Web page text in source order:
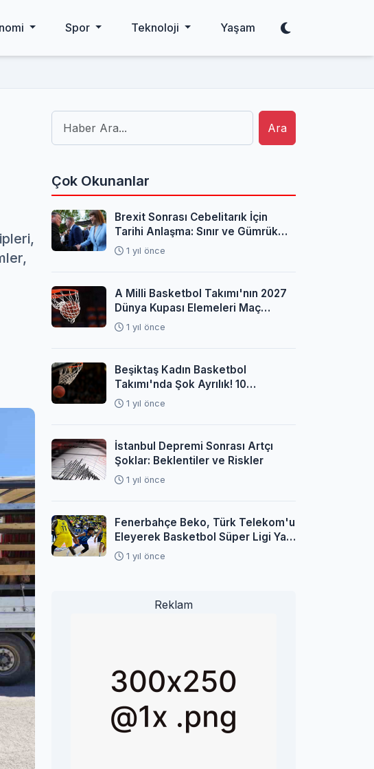
Spor Teknoloji Yaşam
Ara
Çok Okunanlar
Brexit Sonrası Cebelitarık İçin
Tarihi Anlaşma: Sınır ve Gümrük
Sorunları Çözüldü
1 yıl önce
A Milli Basketbol Takımı'nın 2027
Dünya Kupası Elemeleri Maç
Programı Açıklandı
1 yıl önce
Beşiktaş Kadın Basketbol
Takımı'nda Şok Ayrılık! 10
Oyuncuyla Yollar Ayrıldı
1 yıl önce
İstanbul Depremi Sonrası Artçı
Şoklar: Beklentiler ve Riskler
1 yıl önce
Fenerbahçe Beko, Türk Telekom'u
Eleyerek Basketbol Süper Ligi Yarı
Finaline Yükseldi
1 yıl önce
Reklam